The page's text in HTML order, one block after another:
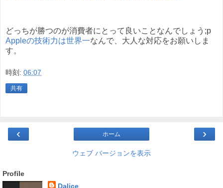
どっちが勝つのが消費者にとって良いことなんでしょう;p
Appleの技術力は世界一なんで、大人な対応をお願いしま
す。
時刻: 06:07
共有
‹ ›
ホーム
ウェブ バージョンを表示
Profile
Dalice